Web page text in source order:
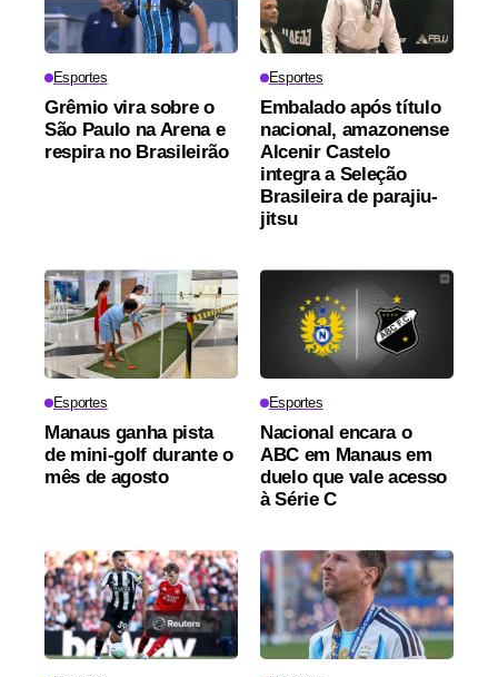
Esportes
Grêmio vira sobre o
São Paulo na Arena e
respira no Brasileirão
Esportes
Embalado após título
nacional, amazonense
Alcenir Castelo
integra a Seleção
Brasileira de parajiu-
jitsu
Esportes
Manaus ganha pista
de mini-golf durante o
mês de agosto
Esportes
Nacional encara o
ABC em Manaus em
duelo que vale acesso
à Série C